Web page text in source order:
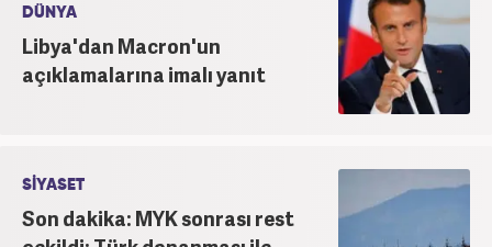
DÜNYA
Libya'dan Macron'un
açıklamalarına imalı yanıt
SİYASET
Son dakika: MYK sonrası rest